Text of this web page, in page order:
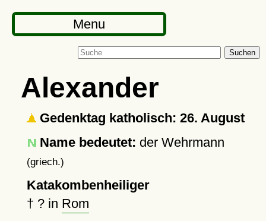
Menu
Suchen
Alexander
Gedenktag katholisch: 26. August
Name bedeutet: der Wehrmann
(griech.)
Katakombenheiliger
† ?in Rom